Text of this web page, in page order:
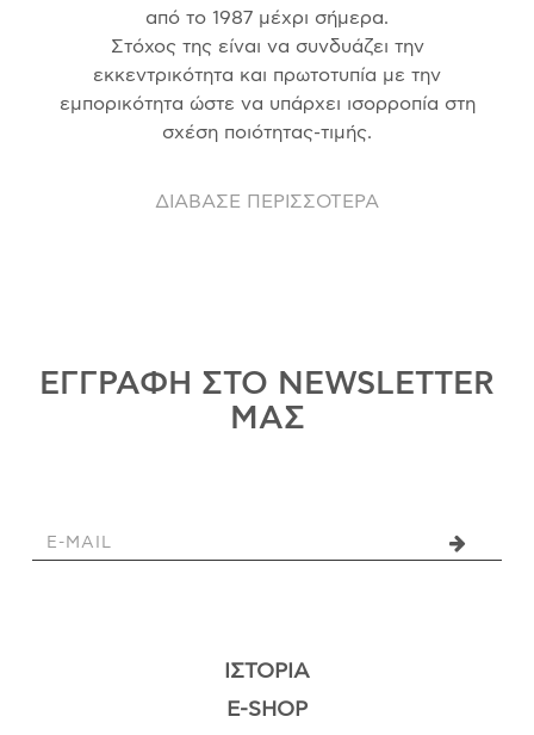
από το 1987 μέχρι σήμερα.
Στόχος της είναι να συνδυάζει την
εκκεντρικότητα και πρωτοτυπία με την
εμπορικότητα ώστε να υπάρχει ισορροπία στη
σχέση ποιότητας-τιμής.
ΔΙΑΒΑΣΕ ΠΕΡΙΣΣΟΤΕΡΑ
ΕΓΓΡΑΦΗ ΣΤΟ NEWSLETTER
ΜΑΣ
ΙΣΤΟΡΊΑ
E-SHOP